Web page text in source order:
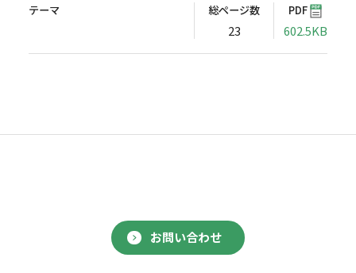
テーマ 総ページ数
23
PDF
602.5KB
お問い合わせ